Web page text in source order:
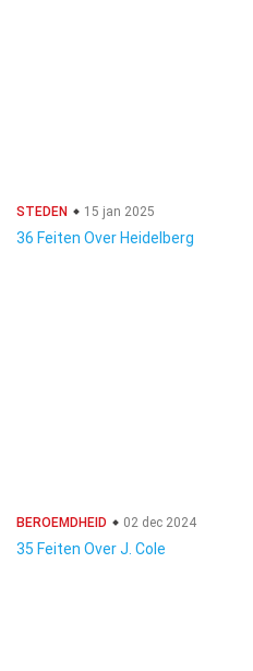
STEDEN 15 jan 2025
36 Feiten Over Heidelberg
BEROEMDHEID 02 dec 2024
35 Feiten Over J. Cole